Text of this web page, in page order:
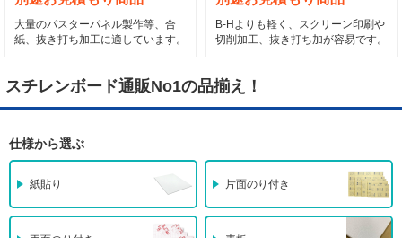
大量のパスターパネル製作等、合
紙、抜き打ち加工に適しています。
B-Hよりも軽く、スクリーン印刷や
切削加工、抜き打ち加が容易です。
スチレンボード通販No1の品揃え！
仕様から選ぶ
紙貼り 片面のり付き